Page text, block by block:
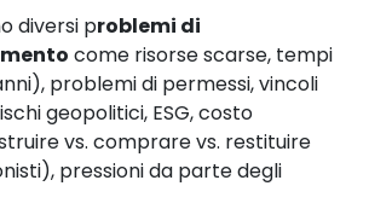
diversi problemi di
come risorse scarse, tempi
problemi di permessi, vincoli
geopolitici, ESG, costo
vs. comprare vs. restituire
pressioni da parte degli